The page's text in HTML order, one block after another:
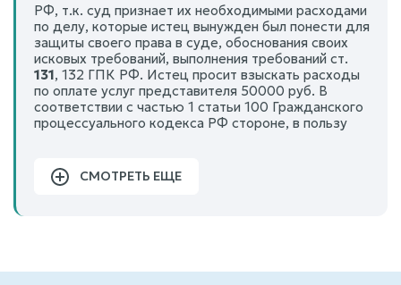
РФ, т.к. суд признает их необходимыми расходами
по делу, которые истец вынужден был понести для
защиты своего права в суде, обоснования своих
исковых требований, выполнения требований ст.
131, 132 ГПК РФ. Истец просит взыскать расходы
по оплате услуг представителя 50000 руб. В
соответствии с частью 1 статьи 100 Гражданского
процессуального кодекса РФ стороне, в пользу
СМОТРЕТЬ ЕЩЕ